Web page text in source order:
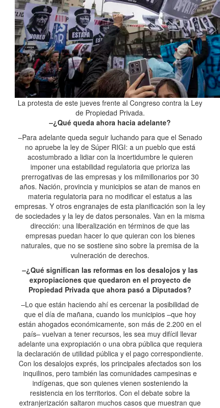
La protesta de este jueves frente al Congreso contra la Ley
de Propiedad Privada.
–¿Qué queda ahora hacia adelante?
–Para adelante queda seguir luchando para que el Senado
no apruebe la ley de Súper RIGI: a un pueblo que está
acostumbrado a lidiar con la incertidumbre le quieren
imponer una estabilidad regulatoria que prioriza las
prerrogativas de las empresas y los milmillonarios por 30
años. Nación, provincia y municipios se atan de manos en
materia regulatoria para no modificar el estatus a las
empresas. Y otros engranajes de esta planificación son la ley
de sociedades y la ley de datos personales. Van en la misma
dirección: una liberalización en términos de que las
empresas puedan hacer lo que quieran con los bienes
naturales, que no se sostiene sino sobre la premisa de la
vulneración de derechos.
–¿Qué significan las reformas en los desalojos y las
expropiaciones que quedaron en el proyecto de
Propiedad Privada que ahora pasó a Diputados?
–Lo que están haciendo ahí es cercenar la posibilidad de
que el día de mañana, cuando los municipios –que hoy
están ahogados económicamente, son más de 2.200 en el
país– vuelvan a tener recursos, les sea muy difícil llevar
adelante una expropiación o una obra pública que requiera
la declaración de utilidad pública y el pago correspondiente.
Con los desalojos exprés, los principales afectados son los
inquilinos, pero también las comunidades campesinas e
indígenas, que son quienes vienen sosteniendo la
resistencia en los territorios. Con el debate sobre la
extranjerización saltaron muchos casos que muestran que